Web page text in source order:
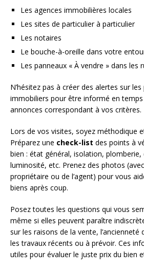
Les agences immobilières locales
Les sites de particulier à particulier
Les notaires
Le bouche-à-oreille dans votre
Les panneaux « À vendre » dans les
N’hésitez pas à créer des alertes sur
immobiliers pour être informé en
annonces correspondant à vos critères.
Lors de vos visites, soyez méthodique
Préparez une check-list des points à
bien : état général, isolation,
luminosité, etc. Prenez des photos
propriétaire ou de l’agent) pour vous
biens après coup.
Posez toutes les questions qui vous
même si elles peuvent paraître
sur les raisons de la vente, l’ancienneté
les travaux récents ou à prévoir. Ces
utiles pour évaluer le juste prix du bien